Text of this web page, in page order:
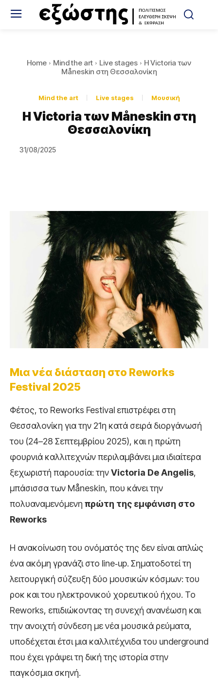
Home Mind the art Live stages
Η Victoria των
Måneskin στη Θεσσαλονίκη
Mind the art Live stages Μουσική
Η Victoria των Måneskin στη
Θεσσαλονίκη
31/08/2025
Μια νέα διάσταση στο Reworks
Festival 2025
Φέτος, το Reworks Festival επιστρέφει στη
Θεσσαλονίκη για την 21η κατά σειρά διοργάνωσή
του (24–28 Σεπτεμβρίου 2025), και η πρώτη
φουρνιά καλλιτεχνών περιλαμβάνει μια ιδιαίτερα
ξεχωριστή παρουσία: τηνVictoria De Angelis,
μπάσισσα των Måneskin, που κάνει την
πολυαναμενόμενη πρώτη της εμφάνιση στο
Reworks
Η ανακοίνωση του ονόματός της δεν είναι απλώς
ένα ακόμη γρανάζι στο line‑up. Σηματοδοτεί τη
λειτουργική σύζευξη δύο μουσικών κόσμων: του
ροκ και του ηλεκτρονικού χορευτικού ήχου. Το
Reworks, επιδιώκοντας τη συνεχή ανανέωση και
την ανοιχτή σύνδεση με νέα μουσικά ρεύματα,
υποδέχεται έτσι μια καλλιτέχνιδα του underground
που έχει γράψει τη δική της ιστορία στην
παγκόσμια σκηνή.